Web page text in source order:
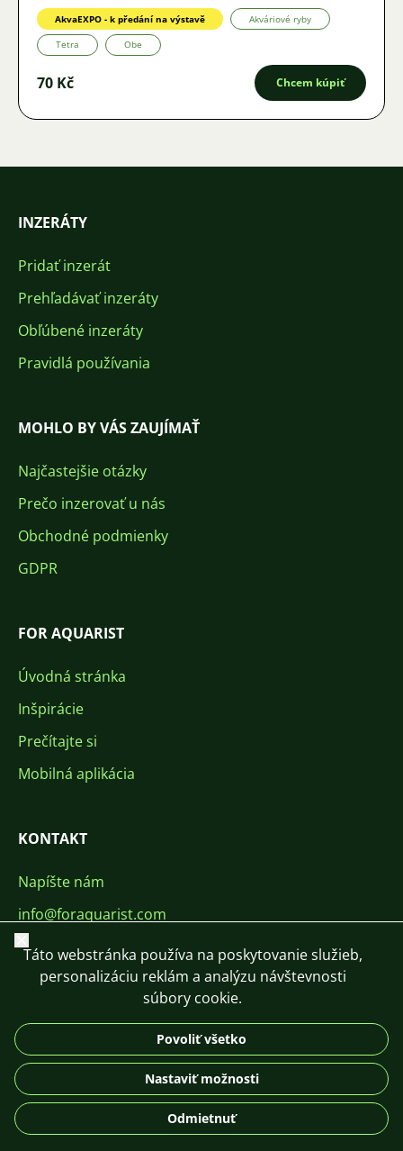
AkvaEXPO - k předání na výstavě Akváriové ryby
Tetra Obe
70 Kč Chcem kúpiť
INZERÁTY
Pridať inzerát
Prehľadávať inzeráty
Obľúbené inzeráty
Pravidlá používania
MOHLO BY VÁS ZAUJÍMAŤ
Najčastejšie otázky
Prečo inzerovať u nás
Obchodné podmienky
GDPR
FOR AQUARIST
Úvodná stránka
Inšpirácie
Prečítajte si
Mobilná aplikácia
KONTAKT
Napíšte nám
info@foraquarist.com
+420 603 449 602
DE
© 2026 For Aquarist
Zavrieť
Táto webstránka používa na poskytovanie služieb,
personalizáciu reklám a analýzu návštevnosti
súbory cookie.
Povoliť všetko
Nastaviť možnosti
Odmietnuť